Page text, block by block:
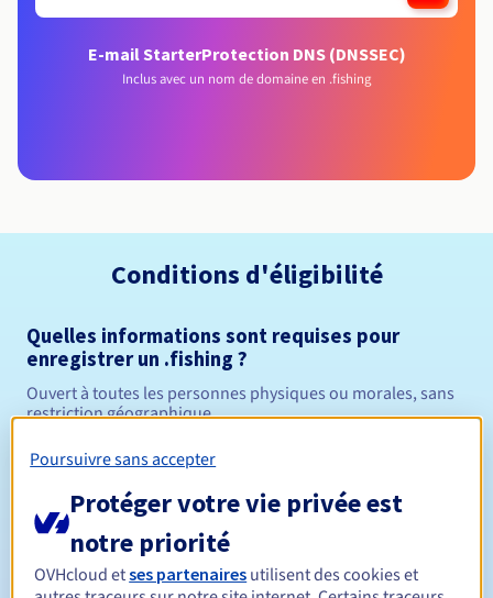
E-mail StarterProtection DNS (DNSSEC)
Inclus avec un nom de domaine en .fishing
Conditions d'éligibilité
Quelles informations sont requises pour
enregistrer un .fishing ?
Ouvert à toutes les personnes physiques ou morales, sans
restriction géographique.
Règles de gestion et notifications
Durée de réservation Entre 1 et 10 ans
Poursuivre sans accepter
Protéger votre vie privée est
notre priorité
OVHcloud etses partenaires utilisent des cookies et